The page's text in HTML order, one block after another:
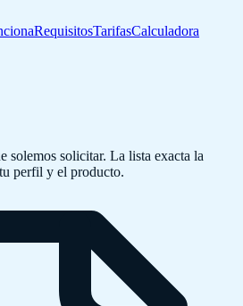
RequisitosTarifasCalculadora
solemos solicitar. La lista exacta la
perfil y el producto.